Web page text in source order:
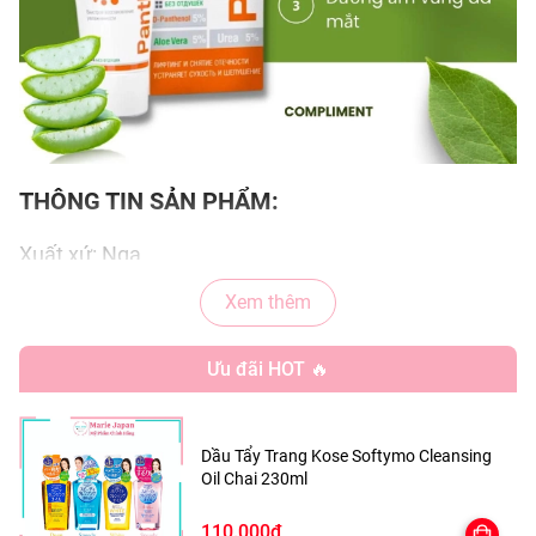
THÔNG TIN SẢN PHẨM:
Xuất xứ: Nga
Thương hiệu : Compliment
CÔNG DỤNG:
Xem thêm
Ưu đãi HOT 🔥
Dầu Tẩy Trang Kose Softymo Cleansing
Oil Chai 230ml
110.000₫